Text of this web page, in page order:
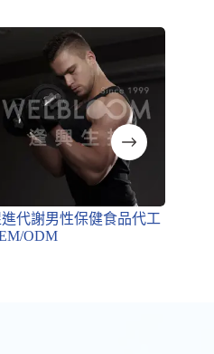
代謝男性保健食品代工
ODM